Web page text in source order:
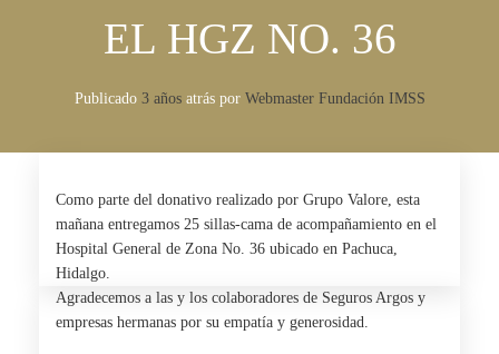
EL HGZ NO. 36
Publicado 3 añosatrás por Webmaster Fundación IMSS
Como parte del donativo realizado por Grupo Valore, esta
mañana entregamos 25 sillas-cama de acompañamiento en el
Hospital General de Zona No. 36 ubicado en Pachuca,
Hidalgo.
Agradecemos a las y los colaboradores de Seguros Argos y
empresas hermanas por su empatía y generosidad.